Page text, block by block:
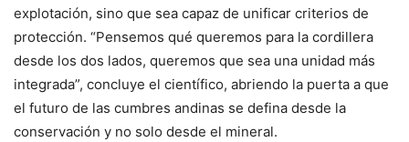
explotación, sino que sea capaz de unificar criterios de
protección. “Pensemos qué queremos para la cordillera
desde los dos lados, queremos que sea una unidad más
integrada”, concluye el científico, abriendo la puerta a que
el futuro de las cumbres andinas se defina desde la
conservación y no solo desde el mineral.